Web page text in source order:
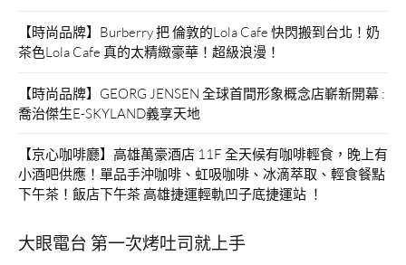
【時尚品牌】Burberry 把 倫敦的Lola Cafe 快閃搬到台北！奶
茶色Lola Cafe 真的太精緻豪華！超級浪漫！
【時尚品牌】GEORG JENSEN 全球首間形象概念店嶄新開幕 :
喬治傑生E-SKYLAND義享天地
【京心咖啡廳】高雄萬豪酒店 11F 全天候有咖啡輕食，晚上有
小酒吧供應！單品手沖咖啡、虹吸咖啡、冰滴萃取、輕食餐點
下午茶！飯店下午茶 高雄捷運輕軌凹子底捷運站 ！
大眼電台 第一次烤吐司就上手